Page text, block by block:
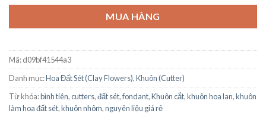
MUA HÀNG
Mã:d09bf41544a3
Danh mục:Hoa Đất Sét (Clay Flowers),Khuôn (Cutter)
Từ khóa:bình tiên,cutters,đất sét,fondant,Khuôn cắt,khuôn hoa lan,khuôn
làm hoa đất sét,khuôn nhôm,nguyên liệu giá rẻ